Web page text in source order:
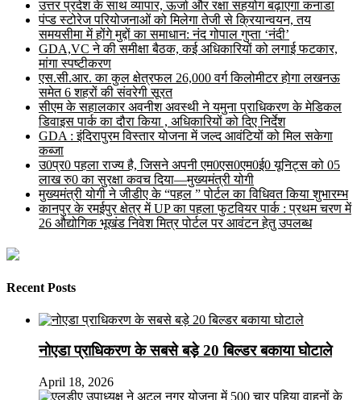
उत्तर प्रदेश के साथ व्यापार, ऊर्जा और रक्षा सहयोग बढ़ाएगा कनाडा
पंप्ड स्टोरेज परियोजनाओं को मिलेगा तेजी से क्रियान्वयन, तय
समयसीमा में होंगे मुद्दों का समाधान: नंद गोपाल गुप्ता ‘नंदी’
GDA,VC ने की समीक्षा बैठक, कई अधिकारियों को लगाई फटकार,
मांगा स्पष्टीकरण
एस.सी.आर. का कुल क्षेत्रफल 26,000 वर्ग किलोमीटर होगा लखनऊ
समेत 6 शहरों की संवरेगी सूरत
सीएम के सहालकार अवनीश अवस्थी ने यमुना प्राधिकरण के मेडिकल
डिवाइस पार्क का दौरा किया , अधिकारियों को दिए निर्देश
GDA : इंदिरापुरम विस्तार योजना में जल्द आवंटियों को मिल सकेगा
कब्जा
उ0प्र0 पहला राज्य है, जिसने अपनी एम0एस0एम0ई0 यूनिट्स को 05
लाख रु0 का सुरक्षा कवच दिया—मुख्यमंत्री योगी
मुख्यमंत्री योगी ने जीडीए के “पहल ” पोर्टल का विधिवत किया शुभारम्भ
कानपुर के रमईपुर क्षेत्र में UP का पहला फुटवियर पार्क : प्रथम चरण में
26 औद्योगिक भूखंड निवेश मित्र पोर्टल पर आवंटन हेतु उपलब्ध
Recent Posts
नोएडा प्राधिकरण के सबसे बड़े 20 बिल्डर बकाया घोटाले
April 18, 2026